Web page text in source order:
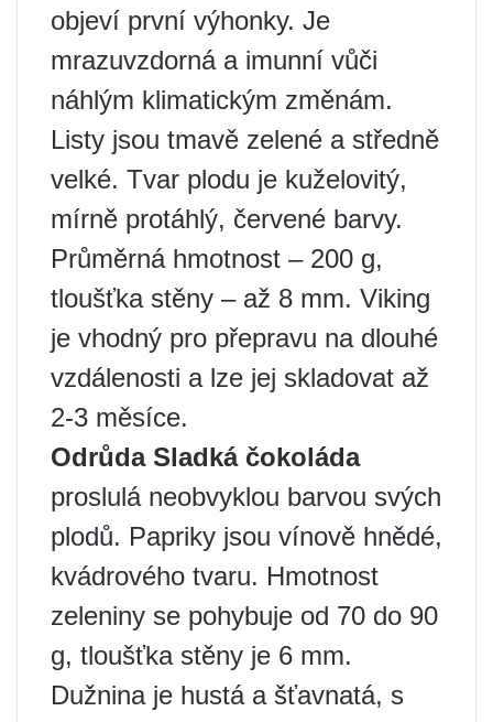
objeví první výhonky. Je
mrazuvzdorná a imunní vůči
náhlým klimatickým změnám.
Listy jsou tmavě zelené a středně
velké. Tvar plodu je kuželovitý,
mírně protáhlý, červené barvy.
Průměrná hmotnost – 200 g,
tloušťka stěny – až 8 mm. Viking
je vhodný pro přepravu na dlouhé
vzdálenosti a lze jej skladovat až
2-3 měsíce.
Odrůda Sladká čokoláda
proslulá neobvyklou barvou svých
plodů. Papriky jsou vínově hnědé,
kvádrového tvaru. Hmotnost
zeleniny se pohybuje od 70 do 90
g, tloušťka stěny je 6 mm.
Dužnina je hustá a šťavnatá, s